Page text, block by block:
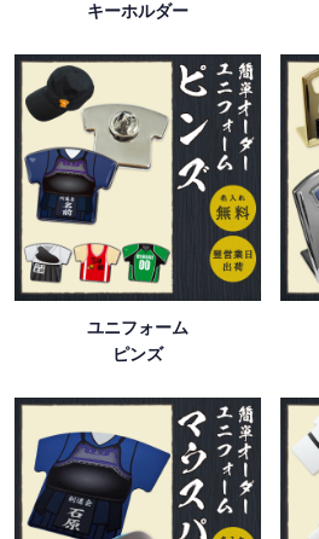
キーホルダー
ユニフォーム
ピンズ